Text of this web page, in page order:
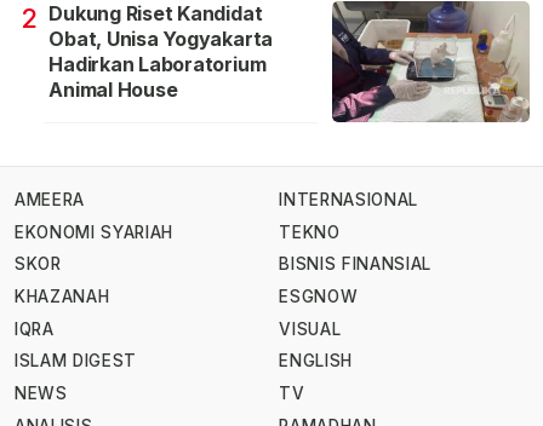
2 Dukung Riset Kandidat
Obat, Unisa Yogyakarta
Hadirkan Laboratorium
Animal House
AMEERA
EKONOMI SYARIAH
SKOR
KHAZANAH
IQRA
ISLAM DIGEST
NEWS
INTERNASIONAL
TEKNO
BISNIS FINANSIAL
ESGNOW
VISUAL
ENGLISH
TV